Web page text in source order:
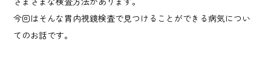
今回はそんな胃内視鏡検査で見つけることができる病気につい
てのお話です。